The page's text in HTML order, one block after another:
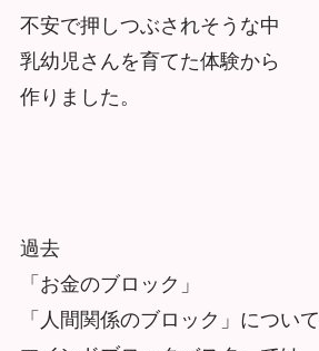
不安で押しつぶされそうな中
乳幼児さんを育てた体験から
作りました。
過去
「お金のブロック」
「人間関係のブロック」について